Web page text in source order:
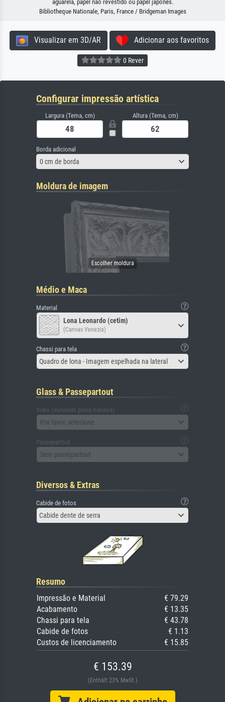
aguarela, papel não revestido ou papel japonês.
Bibliotheque Nationale, Paris, France / Bridgeman Images
Visualizar em 3D/AR Adicionar aos favoritos
0 Rever
Configurar impressão artística
Largura (Tema, cm) Altura (Tema, cm)
Borda adicional
0 cm de borda
Moldura de imagem
Médio e Maca
Material
Lona Leonardo (cetim)
(Canvas Venezia)
Chassi para tela
Quadro de lona - Imagem espelhada na lateral
Glass & Passepartout
Vidro (incluindo placa traseira)
Por favor, selecione
Passepartout
Sem passepartout
Diversos & Extras
Cabide de fotos
Cabide dente de serra
Resumo
Impressão e Material
€ 79.29
Acabamento
€ 13.35
Chassi para tela
€ 43.78
Cabide de fotos
€ 1.13
Custos de licenciamento
€ 15.85
€ 153.39
(Enthält 23% MwSt.)